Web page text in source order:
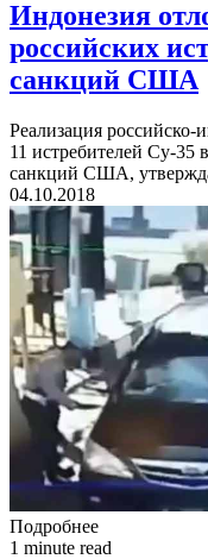
Индонезия
российских
санкций США‍
Реализация российско-
11 истребителей Су-35
санкций США,
04.10.2018
Подробнее
1 minute read